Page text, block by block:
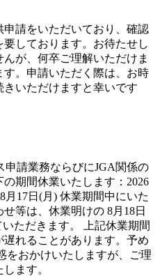
請をいただいており、確認
しております。お待たせし
が、何卒ご理解いただけま
。申請いただく際は、お時
いただけますと幸いです
申請業務ならびにJGA関係の
期間休業いたします：2026
月17日(月) 休業期間中にいた
等は、休業明けの 8月18日
ただきます。 上記休業期間
れることがあります。予め
をおかけいたしますが、ご理
ます。